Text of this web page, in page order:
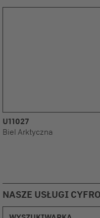
U11027
Biel Arktyczna
NASZE USŁUGI